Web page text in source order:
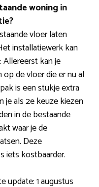
woning in
vloer laten
installatiewerk kan
Allereerst kan je
de vloer die er nu al
is een stukje extra
als 2e keuze kiezen
in de bestaande
waar je de
Deze
iets kostbaarder.
update: 1 augustus